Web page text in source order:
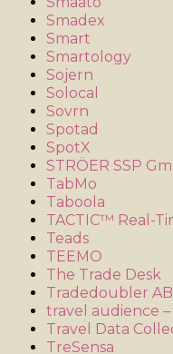
Smadex
Smart
Smartology
Sojern
Solocal
Sovrn
Spotad
SpotX
STRÖER SSP
TabMo
Taboola
TACTIC™ Real-
Teads
TEEMO
The Trade Desk
Tradedoubler AB
travel audience
Travel Data
TreSensa